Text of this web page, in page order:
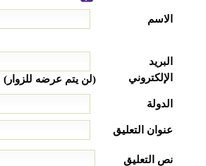
الاسم
البريد
الإلكتروني
(لن يتم عرضه للزوار)
الدولة
عنوان التعليق
نص التعليق